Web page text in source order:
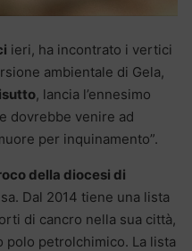
ieri, ha incontrato i vertici
ambientale di Gela,
, lancia l’ennesimo
dovrebbe venire ad
per inquinamento”.
della diocesi di
Dal 2014 tiene una lista
di cancro nella sua città,
polo petrolchimico. La lista